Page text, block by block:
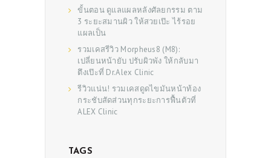
ขั้นตอน ดูแลแผลหลังศัลยกรรม ตาม
3 ระยะสมานผิว ให้สวยเป๊ะ ไร้รอย
แผลเป็น
รวมเคสรีวิว Morpheus8 (M8):
เปลี่ยนหน้ายับ ปรับผิวพัง ให้กลับมา
ตึงเป๊ะที่ Dr.Alex Clinic
รีวิวแน่น! รวมเคสดูดไขมันหน้าท้อง
กระชับสัดส่วนทุกระยะการฟื้นตัวที่
ALEX Clinic
TAGS